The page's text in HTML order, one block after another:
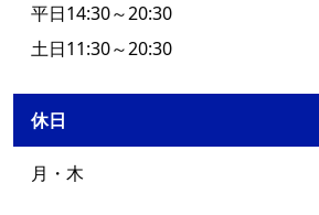
平日14:30～20:30
土日11:30～20:30
休日
月・木